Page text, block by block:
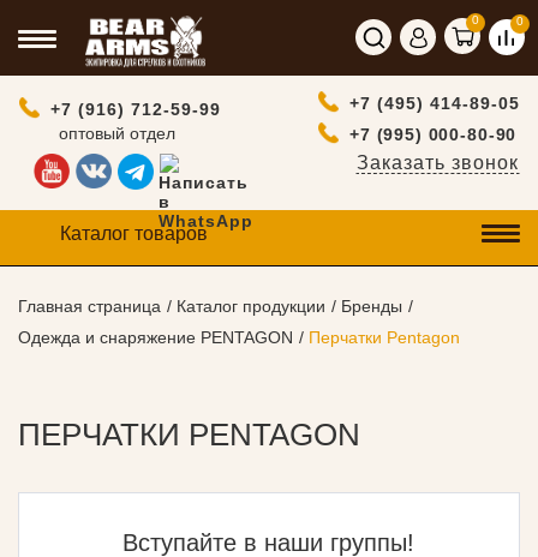
0 0
+7 (916) 712-59-99
оптовый отдел
+7 (495) 414-89-05
+7 (995) 000-80-90
Заказать звонок
Каталог товаров
Главная страница Каталог продукции
Бренды
Одежда и снаряжение PENTAGON
Перчатки Pentagon
ПЕРЧАТКИ PENTAGON
Вступайте в наши группы!